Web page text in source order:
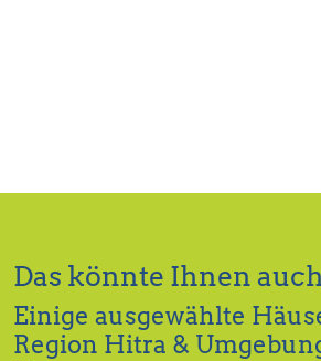
Das könnte Ihnen
Einige ausgewählte
Region Hitra &